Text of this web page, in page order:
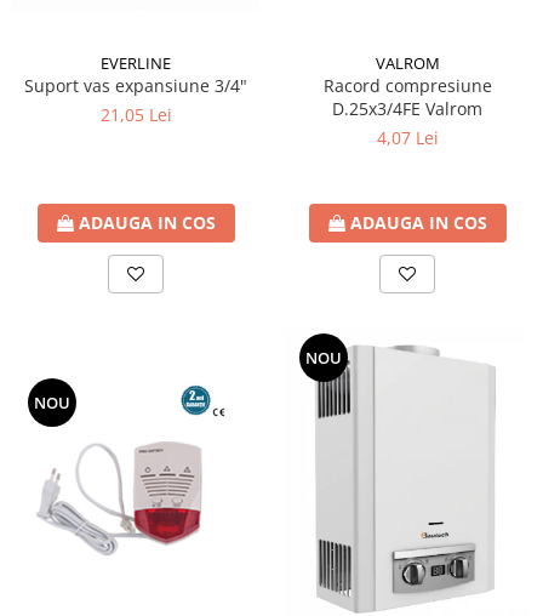
EVERLINE
Suport vas expansiune 3/4"
21,05 Lei
ADAUGA IN COS
VALROM
Racord compresiune
D.25x3/4FE Valrom
4,07 Lei
ADAUGA IN COS
NOU
NOU